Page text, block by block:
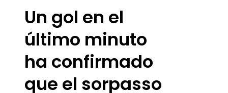
Un gol en el
último minuto
ha confirmado
que el sorpasso